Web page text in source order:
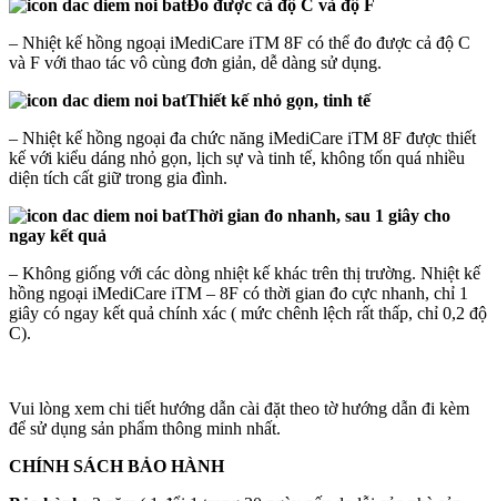
Đo được cả độ C và độ F
– Nhiệt kế hồng ngoại iMediCare iTM 8F có thể đo được cả độ C
và F với thao tác vô cùng đơn giản, dễ dàng sử dụng.
Thiết kế nhỏ gọn, tinh tế
– Nhiệt kế hồng ngoại đa chức năng iMediCare iTM 8F được thiết
kế với kiểu dáng nhỏ gọn, lịch sự và tinh tế, không tốn quá nhiều
diện tích cất giữ trong gia đình.
Thời gian đo nhanh, sau 1 giây cho
ngay kết quả
– Không giống với các dòng nhiệt kế khác trên thị trường. Nhiệt kế
hồng ngoại iMediCare iTM – 8F có thời gian đo cực nhanh, chỉ 1
giây có ngay kết quả chính xác ( mức chênh lệch rất thấp, chỉ 0,2 độ
C).
Vui lòng xem chi tiết hướng dẫn cài đặt theo tờ hướng dẫn đi kèm
để sử dụng sản phẩm thông minh nhất.
CHÍNH SÁCH BẢO HÀNH